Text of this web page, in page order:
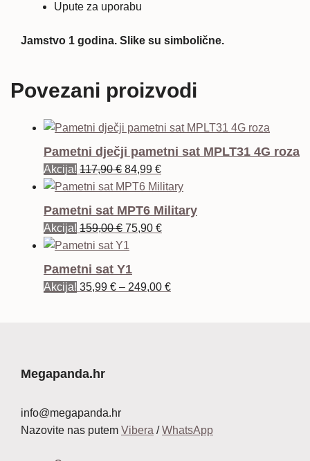
Upute za uporabu
Jamstvo 1 godina. Slike su simbolične.
Povezani proizvodi
Pametni dječji pametni sat MPLT31 4G roza
Akcija! 117,90€ Izvorna
cijena
84,99 €Trenutna
cijena
je:
84,99 €.
Pametni sat MPT6 Military
Akcija! 159,00€ Izvorna
cijena
75,90 €Trenutna
Pametni sat Y1
Akcija! 35,99 € – 249,00 €Raspon
Megapanda.hr
info@megapanda.hr
Nazovite nas putem Vibera /WhatsApp